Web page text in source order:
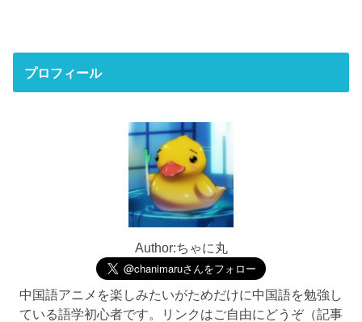
プロフィール
Author:ちゃに丸
中国語アニメを楽しみたいがためだけに中国語を勉強し
ている語学初心者です。リンクはご自由にどうぞ（記事